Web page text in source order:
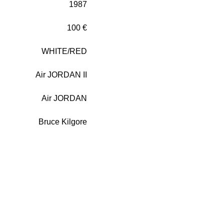
1987
100 €
WHITE/RED
Air JORDAN II
Air JORDAN
Bruce Kilgore